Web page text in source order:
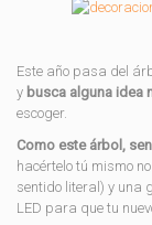
Este año pasa del
y busca alguna idea
escoger.
Como este árbol,
hacértelo tú mismo
sentido literal) y una
LED para que tu